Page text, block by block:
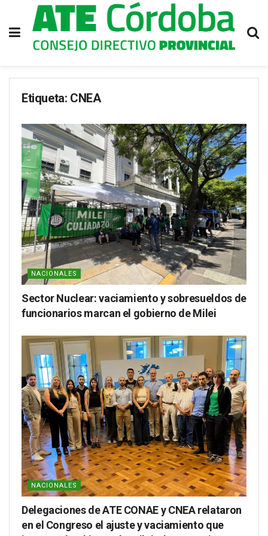
Etiqueta: CNEA
NACIONALES
Sector Nuclear: vaciamiento y sobresueldos de
funcionarios marcan el gobierno de Milei
NACIONALES
Delegaciones de ATE CONAE y CNEA relataron
en el Congreso el ajuste y vaciamiento que